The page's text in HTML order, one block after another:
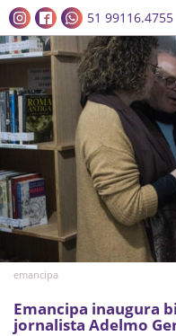
51 99116.4755
emancipa
Emancipa inaugura
jornalista Adelmo